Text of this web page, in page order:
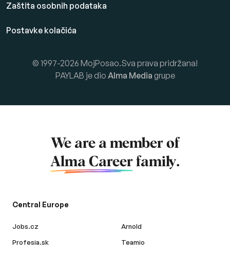
Zaštita osobnih podataka
Postavke kolačića
© 1997-2026 MojPosao.Sva prava pridržana!
PAYLAB je dio Alma Media grupe
We are a member of
Alma Career family.
Central Europe
Jobs.cz
Profesia.sk
Arnold
Teamio